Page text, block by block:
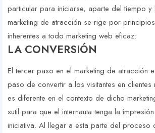
particular para iniciarse, aparte del tiempo
marketing de atracción se rige por
inherentes a todo marketing web eficaz:
LA CONVERSIÓN
El tercer paso en el marketing de atracción
paso de convertir a los visitantes en clientes
es diferente en el contexto de dicho
sutil para que el internauta tenga la
iniciativa. Al llegar a esta parte del proceso